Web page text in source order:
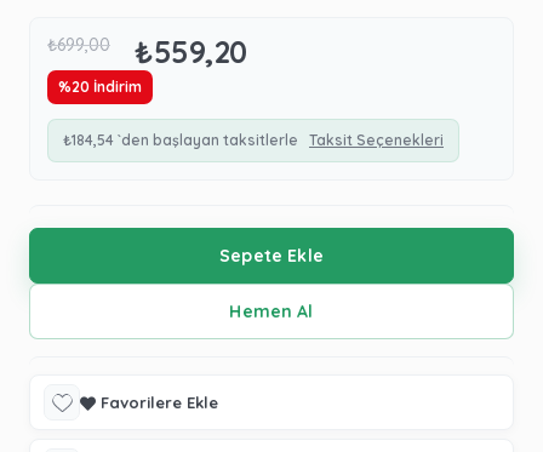
₺699,00 ₺559,20
%20 İndirim
₺184,54 `den başlayan taksitlerle Taksit Seçenekleri
Favorilere Ekle